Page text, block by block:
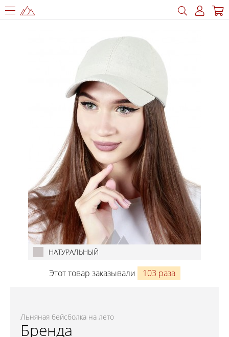
НАТУРАЛЬНЫЙ
Этот товар заказывали 103 раза
Льняная бейсболка на лето
Бренда